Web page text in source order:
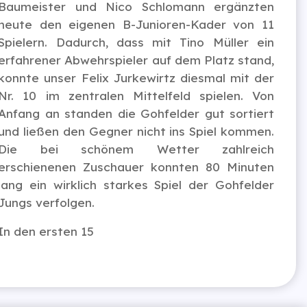
und Nico Schlomann ergänzten
den eigenen B-Junioren-Kader von 11
Dadurch, dass mit Tino Müller ein
Abwehrspieler auf dem Platz stand,
unser Felix Jurkewirtz diesmal mit der
10 im zentralen Mittelfeld spielen. Von
an standen die Gohfelder gut sortiert
ließen den Gegner nicht ins Spiel kommen.
bei schönem Wetter zahlreich
Zuschauer konnten 80 Minuten
ein wirklich starkes Spiel der Gohfelder
verfolgen.
den ersten 15